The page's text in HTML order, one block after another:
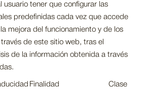
usuario tener que configurar las
predefinidas cada vez que accede
mejora del funcionamiento y de los
de este sitio web, tras el
de la información obtenida a través
Finalidad Clase